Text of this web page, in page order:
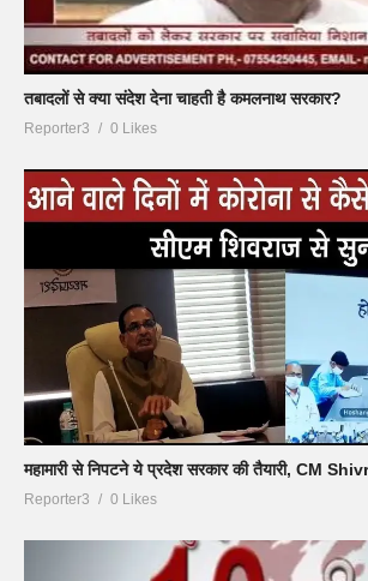
तबादलों से क्या संदेश देना चाहती है कमलनाथ सरकार?
Reporter3 0 Likes
महामारी से निपटने ये प्रदेश सरकार की तैयारी, CM
Reporter3 0 Likes